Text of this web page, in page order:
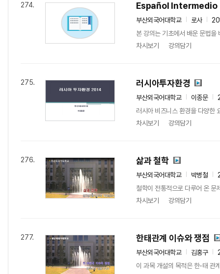
274. Español Intermedio
부산외국어대학교 로사
본 강의는 기초에서 배운 문법을
차시보기
강의담기
275. 러시아투자환경
부산외국어대학교 이종문
러시아 비즈니스 환경을 다양한
차시보기
강의담기
276. 삶과 철학
부산외국어대학교 박병철
철학이 전통적으로 다루어 온 문
차시보기
강의담기
277. 한태관계 이슈와 쟁점
부산외국어대학교 김홍구
이 과목 개설의 목적은 한-태 관